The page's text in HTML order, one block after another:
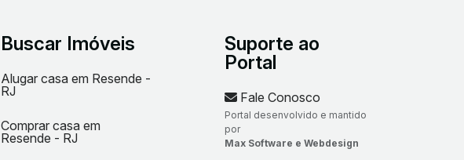
Buscar Imóveis
Alugar casa em Resende -
RJ
Comprar casa em
Resende - RJ
Suporte ao
Portal
Fale Conosco
Portal desenvolvido e mantido
por
Max Software e Webdesign